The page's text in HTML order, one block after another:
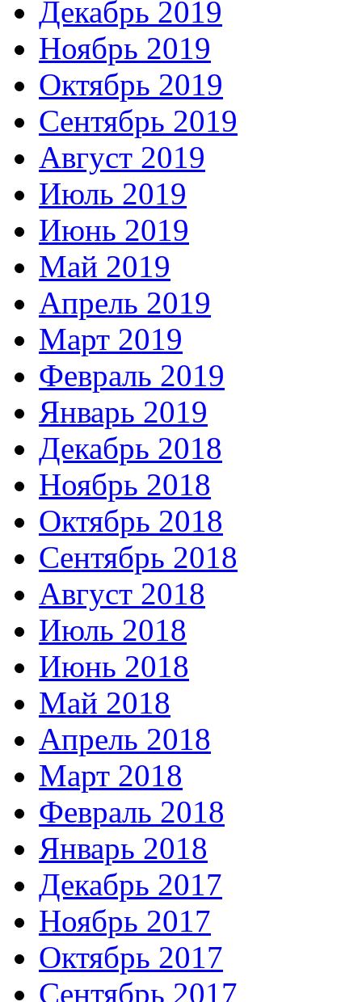
Декабрь 2019
Ноябрь 2019
Октябрь 2019
Сентябрь 2019
Август 2019
Июль 2019
Июнь 2019
Май 2019
Апрель 2019
Март 2019
Февраль 2019
Январь 2019
Декабрь 2018
Ноябрь 2018
Октябрь 2018
Сентябрь 2018
Август 2018
Июль 2018
Июнь 2018
Май 2018
Апрель 2018
Март 2018
Февраль 2018
Январь 2018
Декабрь 2017
Ноябрь 2017
Октябрь 2017
Сентябрь 2017